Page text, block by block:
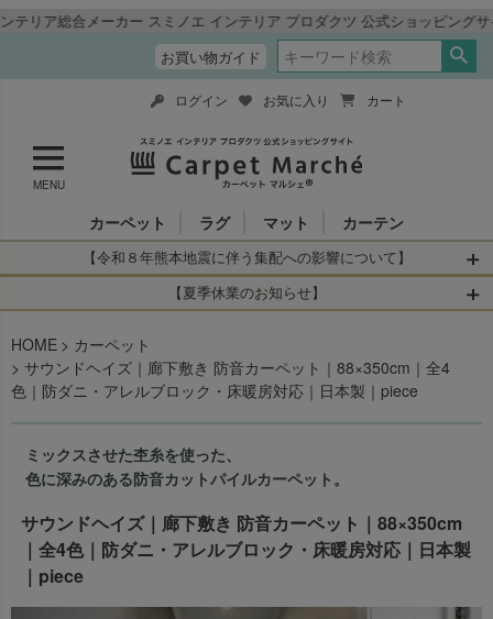
エ インテリア プロダクツ 公式ショッピングサイト「カーペットマルシェ
お買い物ガイド
MENU
ログイン お気に入り カート
カーペット ラグ マット カーテン
【令和８年熊本地震に伴う集配への影響について】
令和8年熊本地震により、お亡くなりになられた方々に深く
お見舞い申し上げます。 この地震の影響により、現在、一
部地域を発着するお荷物のお届けに遅れが生じておりま
す。
・全国から九州あてのお荷物
・九州から全国あてのお荷物
なお、今後の被害状況や交通規制などにより、対象地域や
サービスへの影響が変更となる場合がございます。
お客さまにはご不便をおかけいたしますが、何卒ご理解賜
りますようお願い申し上げます。
【夏季休業のお知らせ】
当店は は2026年8月11日(火)～2026年8月16日(日)
を休業とさせて頂きます。
休業中のご注文に関しては自動返信メールは届きますが、
当店からの注文確認メールの送信、当店へのお問い合わせ
へのご返答ができかねます。 休業明けから順次送信させて
いただきますのでよろしくお願いいたします。
出荷センターも休業となりますため、休業期間中のご注文
商品の出荷は2026年8月18日(火) 以降となります。
→
オーダー商品など、詳しくはこちらから
HOME
カーペット
サウンドヘイズ｜廊下敷き 防音カーペット｜88×350cm｜全4
色｜防ダニ・アレルブロック・床暖房対応｜日本製｜piece
ミックスさせた杢糸を使った、
色に深みのある防音カットパイルカーペット。
サウンドヘイズ｜廊下敷き 防音カーペット｜88×350cm
｜全4色｜防ダニ・アレルブロック・床暖房対応｜日本製
｜piece